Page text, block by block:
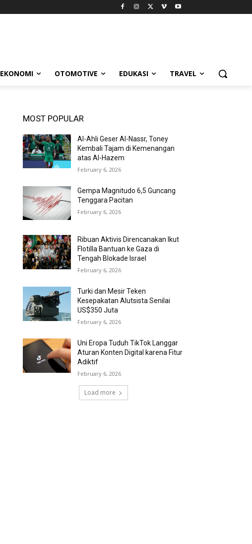
EKONOMI OTOMOTIVE EDUKASI TRAVEL
MOST POPULAR
Al-Ahli Geser Al-Nassr, Toney
Kembali Tajam di Kemenangan
atas Al-Hazem
February 6, 2026
Gempa Magnitudo 6,5 Guncang
Tenggara Pacitan
February 6, 2026
Ribuan Aktivis Direncanakan Ikut
Flotilla Bantuan ke Gaza di
Tengah Blokade Israel
February 6, 2026
Turki dan Mesir Teken
Kesepakatan Alutsista Senilai
US$350 Juta
February 6, 2026
Uni Eropa Tuduh TikTok Langgar
Aturan Konten Digital karena Fitur
Adiktif
February 6, 2026
Load more